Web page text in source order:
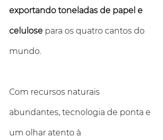
exportando toneladas de papel e
celulose para os quatro cantos do
mundo.
Com recursos naturais
abundantes, tecnologia de ponta e
um olhar atento à